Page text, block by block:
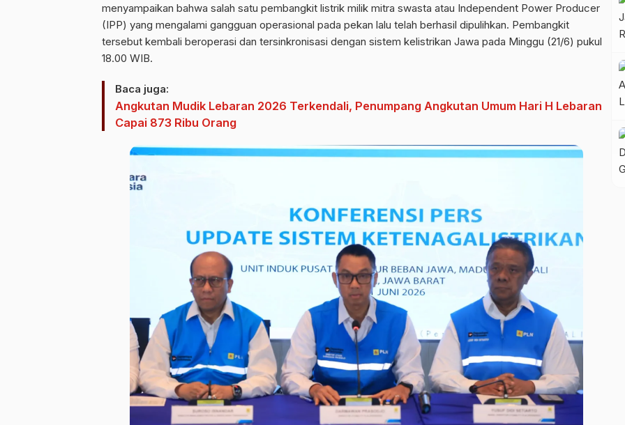
menyampaikan bahwa salah satu pembangkit listrik milik mitra swasta atau Independent Power Producer
(IPP) yang mengalami gangguan operasional pada pekan lalu telah berhasil dipulihkan. Pembangkit
tersebut kembali beroperasi dan tersinkronisasi dengan sistem kelistrikan Jawa pada Minggu (21/6) pukul
18.00 WIB.
Baca juga:
Angkutan Mudik Lebaran 2026 Terkendali, Penumpang Angkutan Umum Hari H Lebaran
Capai 873 Ribu Orang